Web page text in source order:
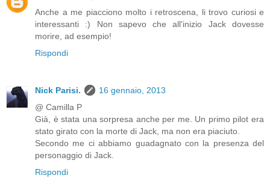
Anche a me piacciono molto i retroscena, li trovo curiosi e
interessanti :) Non sapevo che all'inizio Jack dovesse
morire, ad esempio!
Rispondi
Nick Parisi.
16 gennaio, 2013
@ Camilla P
Già, è stata una sorpresa anche per me. Un primo pilot era
stato girato con la morte di Jack, ma non era piaciuto.
Secondo me ci abbiamo guadagnato con la presenza del
personaggio di Jack.
Rispondi